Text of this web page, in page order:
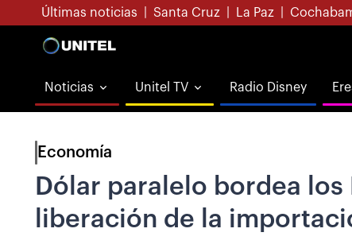
Últimas noticias Santa Cruz La Paz
Noticias Unitel TV Radio Disney
Economía
Dólar paralelo bordea
liberación de la